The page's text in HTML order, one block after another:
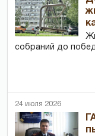
собраний до
24 июля 2026